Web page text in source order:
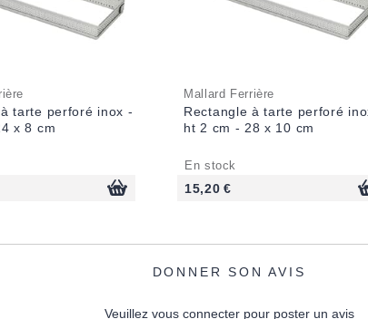
tarte perforé inox -
x 8 cm
Mallard Ferrière
Rectangle à tarte perforé
ht 2 cm - 28 x 10 cm
En stock
15,20 €
DONNER SON AVIS
Veuillez vous connecter pour poster un avis